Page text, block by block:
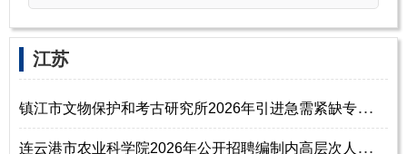
‌江‌苏
镇
江市文物保护和考古研究所2026年引进急需紧缺专业人才公告
连
云港市农业科学院2026年公开招聘编制内高层次人才公告